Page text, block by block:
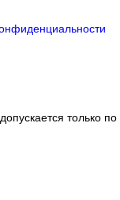
только